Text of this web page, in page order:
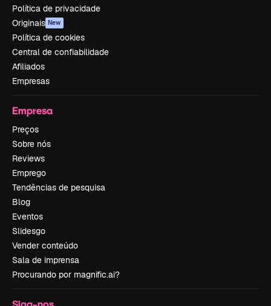
Política de privacidade
Originais New
Política de cookies
Central de confiabilidade
Afiliados
Empresas
Empresa
Preços
Sobre nós
Reviews
Emprego
Tendências de pesquisa
Blog
Eventos
Slidesgo
Vender conteúdo
Sala de imprensa
Procurando por magnific.ai?